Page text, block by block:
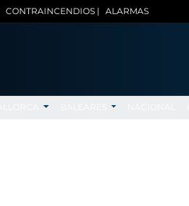
CONTRAINCENDIOS | ALARMAS